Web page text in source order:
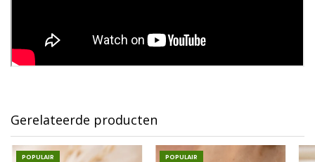
Gerelateerde producten
POPULAIR POPULAIR